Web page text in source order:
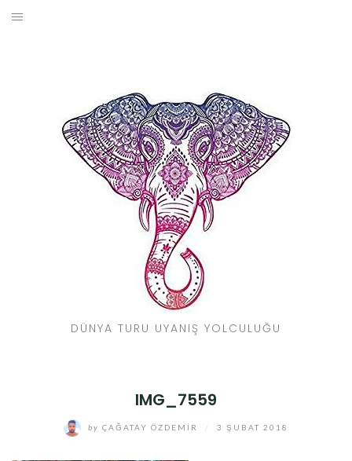
Skip
DÜNYA TURU UYANIŞ YOLCULUĞU
IMG_7559
by ÇAĞATAY ÖZDEMIR 3 ŞUBAT 2018
SEYAHAT REHBERI